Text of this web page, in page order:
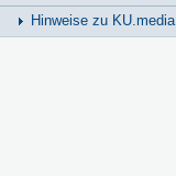
Hinweise zu KU.media